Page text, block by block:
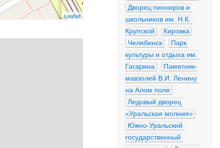
Leaflet
Дворец пионеров и
школьников им. Н.К.
Крупской
Кировка
Челябинск
Парк
культуры и отдыха им.
Гагарина
Памятник-
мавзолей В.И. Ленину
на Алом поле
Ледовый дворец
«Уральская молния»
Южно-Уральский
государственный